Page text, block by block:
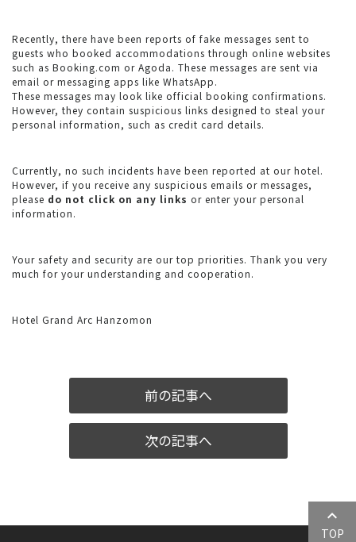
Recently, there have been reports of fake messages sent to
guests who booked accommodations through online websites
such as Booking.com or Agoda. These messages are sent via
email or messaging apps like WhatsApp.
These messages may look like official booking confirmations.
However, they contain suspicious links designed to steal your
personal information, such as credit card details.
Currently, no such incidents have been reported at our hotel.
However, if you receive any suspicious emails or messages,
please do not click on any links or enter your personal
information.
Your safety and security are our top priorities. Thank you very
much for your understanding and cooperation.
Hotel Grand Arc Hanzomon
前の記事へ
次の記事へ
keyboard_arrow_up
TOP